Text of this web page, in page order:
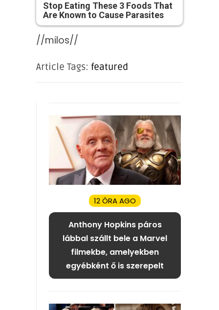
Stop Eating These 3 Foods That
Are Known to Cause Parasites
//milos//
Article Tags: featured
12 ÓRA AGO
Anthony Hopkins páros
lábbal szállt bele a Marvel
filmekbe, amelyekben
egyébként ő is szerepelt